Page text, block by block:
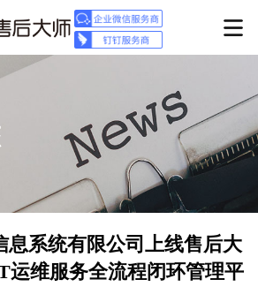
息系统有限公司上线售后大
运维服务全流程闭环管理平